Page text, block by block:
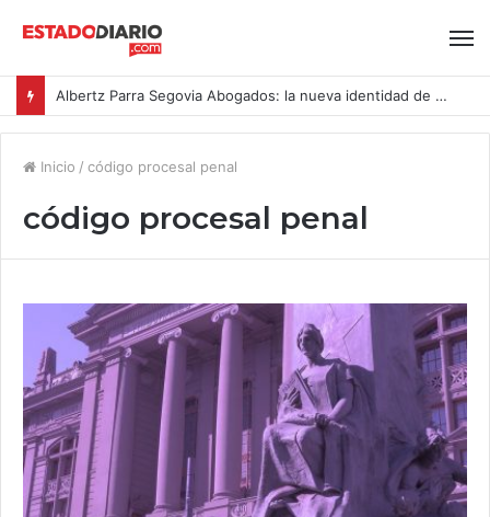
Albertz Parra Segovia Abogados: la nueva identidad de Segovia Consulting
Inicio / código procesal penal
código procesal penal